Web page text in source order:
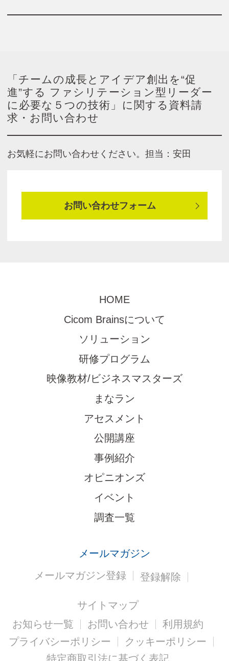
「チームの成長とアイデア創出を“促
進”する ファシリテーション型リーダー
に必要な５つの技術」に関する資料請
求・お問い合わせ
お気軽にお問い合わせください。担当：安田
お問い合わせフォーム
HOME
Cicom Brainsについて
ソリューション
研修プログラム
映像教材/ビジネスマスターズ
まなラン
アセスメント
公開講座
事例紹介
オピニオンズ
イベント
調査一覧
メールマガジン
メールマガジン登録
登録解除
サイトマップ
お知らせ一覧
お問い合わせ
利用規約
プライバシーポリシー
クッキーポリシー
特定商取引法に基づく表記